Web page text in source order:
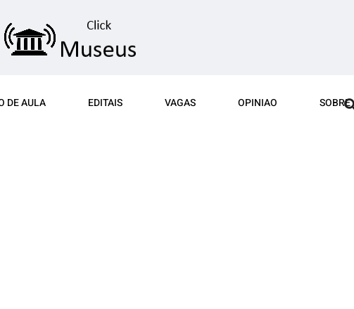
DE AULA EDITAIS VAGAS OPINIAO SOBRE